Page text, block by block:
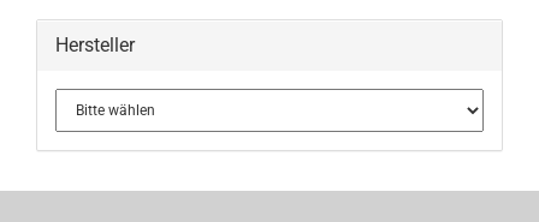
Hersteller